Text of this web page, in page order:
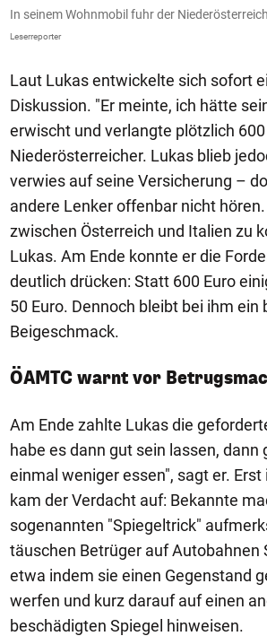
In seinem Wohnmobil fuhr der
Leserreporter
Laut Lukas entwickelte sich sofort
Diskussion. "Er meinte, ich hätte
erwischt und verlangte plötzlich
Niederösterreicher. Lukas blieb
verwies auf seine Versicherung –
andere Lenker offenbar nicht
zwischen Österreich und Italien zu
Lukas. Am Ende konnte er die
deutlich drücken: Statt 600 Euro
50 Euro. Dennoch bleibt bei ihm ein
Beigeschmack.
ÖAMTC warnt vor
Am Ende zahlte Lukas die
habe es dann gut sein lassen, dann
einmal weniger essen", sagt er.
kam der Verdacht auf: Bekannte
sogenannten "Spiegeltrick"
täuschen Betrüger auf Autobahnen
etwa indem sie einen Gegenstand
werfen und kurz darauf auf einen
beschädigten Spiegel hinweisen.